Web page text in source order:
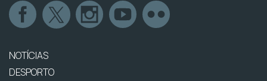
NOTÍCIAS
DESPORTO